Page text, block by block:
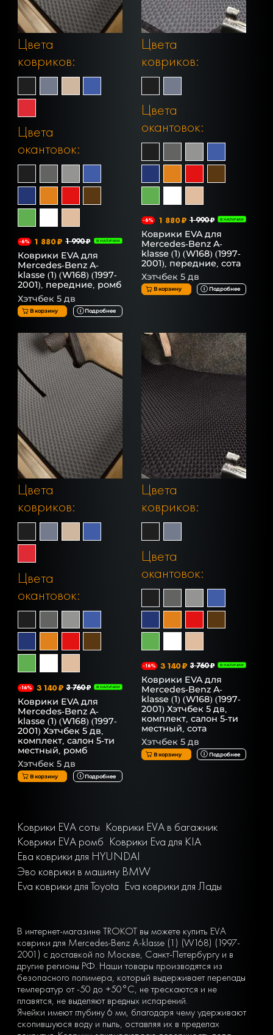
Цвета
ковриков:
Цвета
окантовок:
-6% 1 880 ₽ 1 990 ₽ В НАЛИЧИИ
Коврики EVA для
Mercedes-Benz A-
klasse (1) (W168) (1997-
2001), передние, ромб
Хэтчбек 5 дв
В корзину Подробнее
Цвета
ковриков:
Цвета
окантовок:
-6% 1 880 ₽ 1 990 ₽ В НАЛИЧИИ
Коврики EVA для
Mercedes-Benz A-
klasse (1) (W168) (1997-
2001), передние, сота
Хэтчбек 5 дв
В корзину Подробнее
Цвета
ковриков:
Цвета
окантовок:
-16% 3 140 ₽ 3 760 ₽ В НАЛИЧИИ
Коврики EVA для
Mercedes-Benz A-
klasse (1) (W168) (1997-
2001) Хэтчбек 5 дв,
комплект, салон 5-ти
местный, ромб
Хэтчбек 5 дв
В корзину Подробнее
Цвета
ковриков:
Цвета
окантовок:
-16% 3 140 ₽ 3 760 ₽ В НАЛИЧИИ
Коврики EVA для
Mercedes-Benz A-
klasse (1) (W168) (1997-
2001) Хэтчбек 5 дв,
комплект, салон 5-ти
местный, сота
Хэтчбек 5 дв
В корзину Подробнее
Коврики EVA соты Коврики EVA в багажник
Коврики EVA ромб Коврики Eva для KIA
Ева коврики для HYUNDAI
Эво коврики в машину BMW
Eva коврики для Toyota Eva коврики для Лады
В интернет-магазине TROKOT вы можете купить EVA
коврики для Mercedes-Benz A-klasse (1) (W168) (1997-
2001) с доставкой по Москве, Санкт-Петербургу и в
другие регионы РФ. Наши товары производятся из
безопасного полимера, который выдерживает перепады
температур от -50 до +50°С, не трескаются и не
плавятся, не выделяют вредных испарений.
Ячейки имеют глубину 6 мм, благодаря чему удерживают
скопившуюся воду и пыль, оставляя их в пределах